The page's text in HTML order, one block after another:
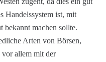
Handelssystem ist, mit
bekannt machen sollte.
Arten von Börsen,
allem mit der